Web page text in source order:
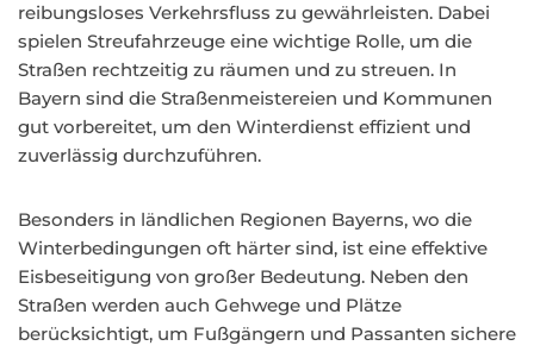
reibungsloses Verkehrsfluss zu gewährleisten. Dabei
spielen Streufahrzeuge eine wichtige Rolle, um die
Straßen rechtzeitig zu räumen und zu streuen. In
Bayern sind die Straßenmeistereien und Kommunen
gut vorbereitet, um den Winterdienst effizient und
zuverlässig durchzuführen.
Besonders in ländlichen Regionen Bayerns, wo die
Winterbedingungen oft härter sind, ist eine effektive
Eisbeseitigung von großer Bedeutung. Neben den
Straßen werden auch Gehwege und Plätze
berücksichtigt, um Fußgängern und Passanten sichere